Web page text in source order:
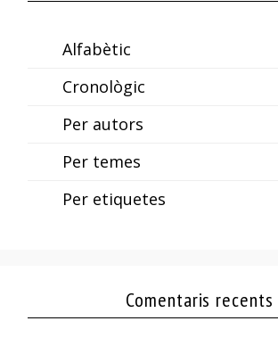
Alfabètic
Cronològic
Per autors
Per temes
Per etiquetes
Comentaris recents